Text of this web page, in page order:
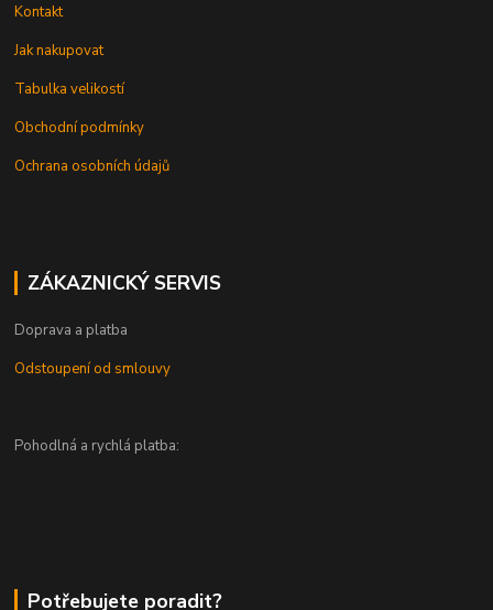
Kontakt
Jak nakupovat
Tabulka velikostí
Obchodní podmínky
Ochrana osobních údajů
ZÁKAZNICKÝ SERVIS
Doprava a platba
Odstoupení od smlouvy
Pohodlná a rychlá platba:
Potřebujete poradit?